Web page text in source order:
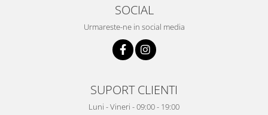
SOCIAL
Urmareste-ne in social media
SUPORT CLIENTI
Luni - Vineri - 09:00 - 19:00